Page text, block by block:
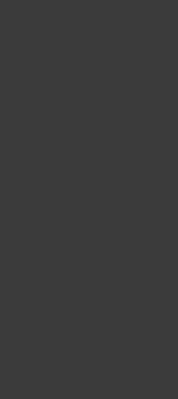
YouTube
auf LinkedIn
auf XING